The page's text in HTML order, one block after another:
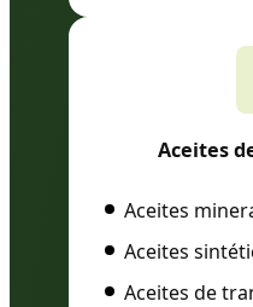
Aceites
Aceites
Aceites
Aceites de